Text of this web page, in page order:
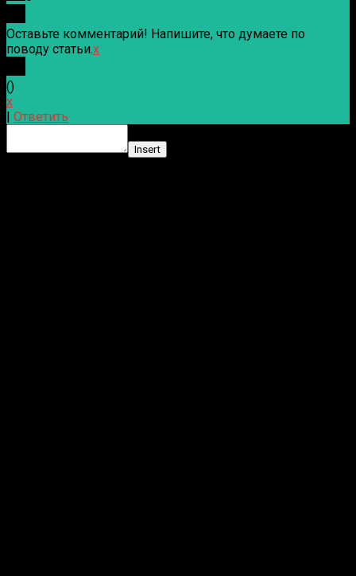
Оставьте комментарий! Напишите, что думаете по
поводу статьи.x
()
x
Ответить
Insert